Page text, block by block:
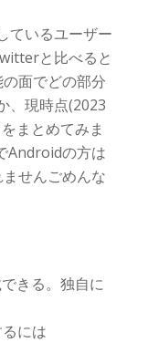
ているユーザー
と比べると
面でどの部分
、現時点(2023
まとめてみま
Androidの方は
せんごめんな
きる。独自に
には